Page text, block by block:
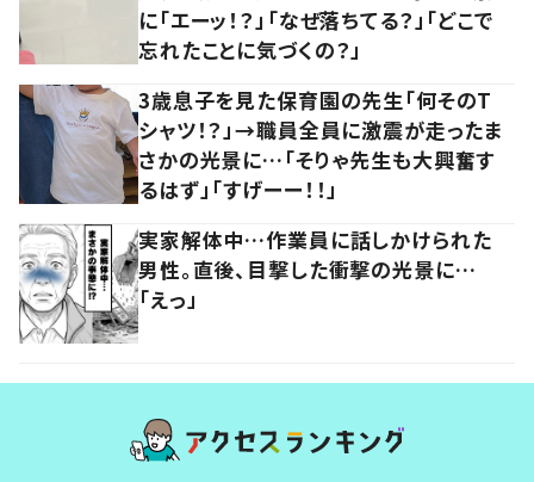
に「エーッ！？」「なぜ落ちてる？」「どこで
忘れたことに気づくの？」
3歳息子を見た保育園の先生「何そのT
シャツ！？」→職員全員に激震が走ったま
さかの光景に…「そりゃ先生も大興奮す
るはず」「すげーー！！」
実家解体中…作業員に話しかけられた
男性。直後、目撃した衝撃の光景に…
「えっ」